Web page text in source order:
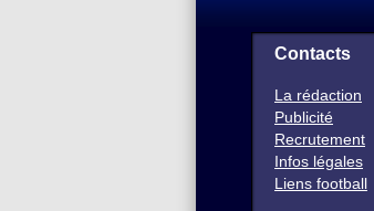
Contacts
La rédaction
Publicité
Recrutement
Infos légales
Liens football